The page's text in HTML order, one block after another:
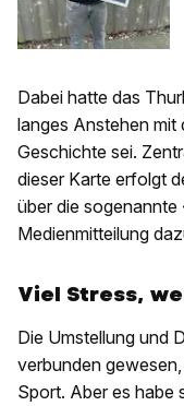
Dabei hatte das
langes Anstehen mit
Geschichte sei.
dieser Karte erfolgt
über die sogenannte
Medienmitteilung
Viel Stress,
Die Umstellung und
verbunden
Sport. Aber es habe